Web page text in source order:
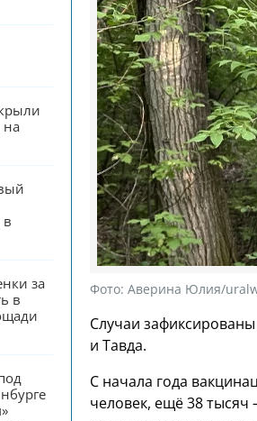
на
в
за
в
Фото: Аверина Юлия/
Случаи
и Тавда.
С начала года
человек, ещё 38